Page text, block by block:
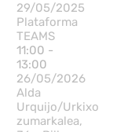
29/05/2025
Plataforma
TEAMS
11:00 -
13:00
26/05/2026
Alda
Urquijo/Urkixo
zumarkalea,